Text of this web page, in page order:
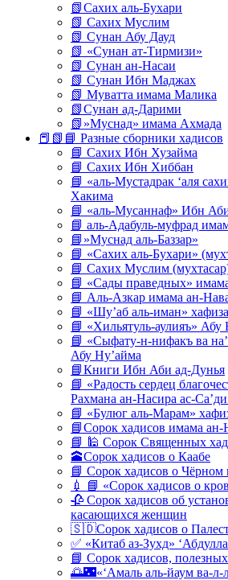
📗Сахих аль-Бухари
📗 Сахих Муслим
📗 Сунан Абу Дауд
📗 «Сунан ат-Тирмизи»
📗 Сунан ан-Насаи
📗 Сунан Ибн Маджах
📗 Муватта имама Малика
📗Сунан ад-Дарими
📗»Муснад» имама Ахмада
📕📗📘 Разные сборники хадисов
📘 Сахих Ибн Хузайма
📘 Сахих Ибн Хиббан
📘 «аль-Мустадрак ‘аля
Хакима
📘 «аль-Мусаннаф» Ибн
📘 аль-Адабуль-муфрад
📘»Муснад аль-Баззар»
📘 «Сахих аль-Бухари»
📘 Сахих Муслим
📘 «Сады праведных»
📘 Аль-Азкар имама ан-
📘 «Шу’аб аль-иман»
📘 «Хильятуль-аулияъ»
📘 «Сыфату-н-нифакъ ва
Абу Ну’айма
📘Книги Ибн Аби ад-Дунья
📘 «Радость сердец
Рахмана ан-Насира ас-
📘 «Булюг аль-Марам»
📘Сорок хадисов имама ан-
📘 🕌 Сорок Священных
🕋Сорок хадисов о Каабе
📘 Сорок хадисов о Чёрном
💉 📘 «Сорок хадисов о
🥀 Сорок хадисов об
касающихся женщин
🇸🇩Сорок хадисов о
✅ «Китаб аз-Зухд»
📘 Сорок хадисов,
🌅🌃«‘Амаль аль-йаум ва-